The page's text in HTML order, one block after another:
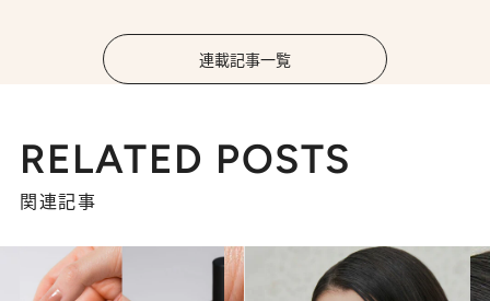
連載記事一覧
RELATED POSTS
関連記事